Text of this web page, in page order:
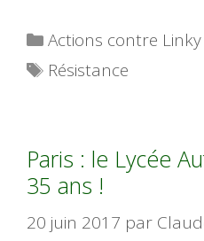
Catégories
Actions contre Linky
Étiquettes
Résistance
Paris : le Lycée
35 ans !
20 juin 2017 par